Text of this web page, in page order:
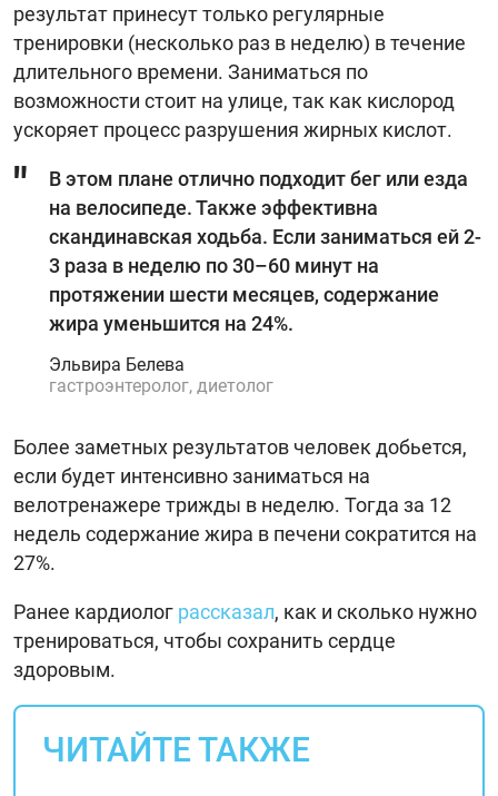
результат принесут только регулярные
тренировки (несколько раз в неделю) в течение
длительного времени. Заниматься по
возможности стоит на улице, так как кислород
ускоряет процесс разрушения жирных кислот.
В этом плане отлично подходит бег или езда
на велосипеде. Также эффективна
скандинавская ходьба. Если заниматься ей 2-
3 раза в неделю по 30–60 минут на
протяжении шести месяцев, содержание
жира уменьшится на 24%.
Эльвира Белева
гастроэнтеролог, диетолог
Более заметных результатов человек добьется,
если будет интенсивно заниматься на
велотренажере трижды в неделю. Тогда за 12
недель содержание жира в печени сократится на
27%.
Ранее кардиолог рассказал, как и сколько нужно
тренироваться, чтобы сохранить сердце
здоровым.
ЧИТАЙТЕ ТАКЖЕ